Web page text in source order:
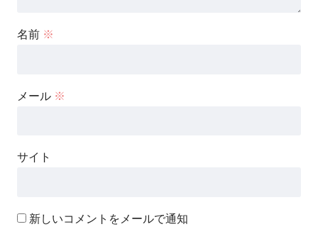
名前 ※
メール ※
サイト
新しいコメントをメールで通知